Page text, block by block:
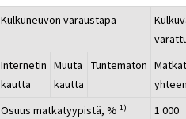
Kulkuneuvon varaustapa
Internetin
kautta
Muuta
kautta
Tuntematon Matkat
Osuus matkatyypistä, % 1)
1 000